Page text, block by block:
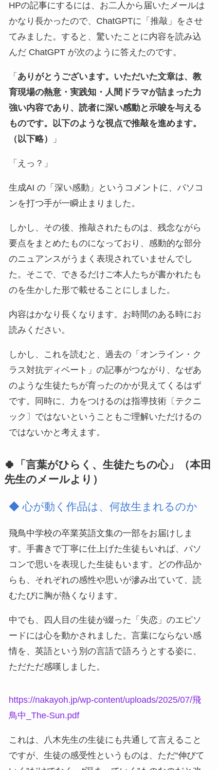
HPの記事にするには、お二人から届いたメールは
かなり長かったので、ChatGPTに「推敲」をさせ
てみました。すると、驚いたことに内容を読み込
んだ ChatGPT が次のように答えたのです。
「 ありがとうございます。いただいた文章は、教
育現場の熱意・実践知・人間ドラマが詰まった力
強い内容であり、読者に深い感動と示唆を与える
ものです。以下のような視点で推敲を進めます。
（以下略）
」
「えっ？」
生成AI の「深い感動」というコメントに、パソコ
ンを打つ手が一瞬止まりました。
しかし、その後、推敲されたものは、残念ながら
要点をまとめたものになっており、感動的な部分
のニュアンスがうまく表現されていませんでし
た。そこで、できるだけご本人たちが書かれたも
のを生かした形で載せることにしました。
内容はかなり長くなります。お時間のある時にお
読みください。
しかし、これを読むと、過去の「オンライン・ク
ラス対抗ディベート」の記事がつながり、なぜあ
のような生徒たちが育ったのかが見えてくるはず
です。同時に、力をつけるのは指導技術〔テクニ
ック〕ではないということもご理解いただけるの
ではないかと考えます。
🍀「言葉がひらく、生徒たちの心」（本田
先生のメールより）
◆ 心が動く作品は、何故生まれるのか
飛鳥中学校の卒業英語文集の一部をお届けしま
す。手書きで丁寧に仕上げた生徒もいれば、パソ
コンで思いを表現した生徒もいます。どの作品か
らも、それぞれの感性や思いが滲み出ていて、読
むたびに胸が熱くなります。
中でも、四人目の生徒が綴った「失恋」のエピソ
ードには心を動かされました。言葉にならない感
情を、英語という別の言語で語ろうとする姿に、
ただただ感嘆しました。
https://nakayoh.jp/wp-content/uploads/2025/07/飛
鳥中_The-Sun.pdf
これは、八木先生の生徒にも共通して言えること
ですが、生徒の感受性というものは、ただ“伸びて